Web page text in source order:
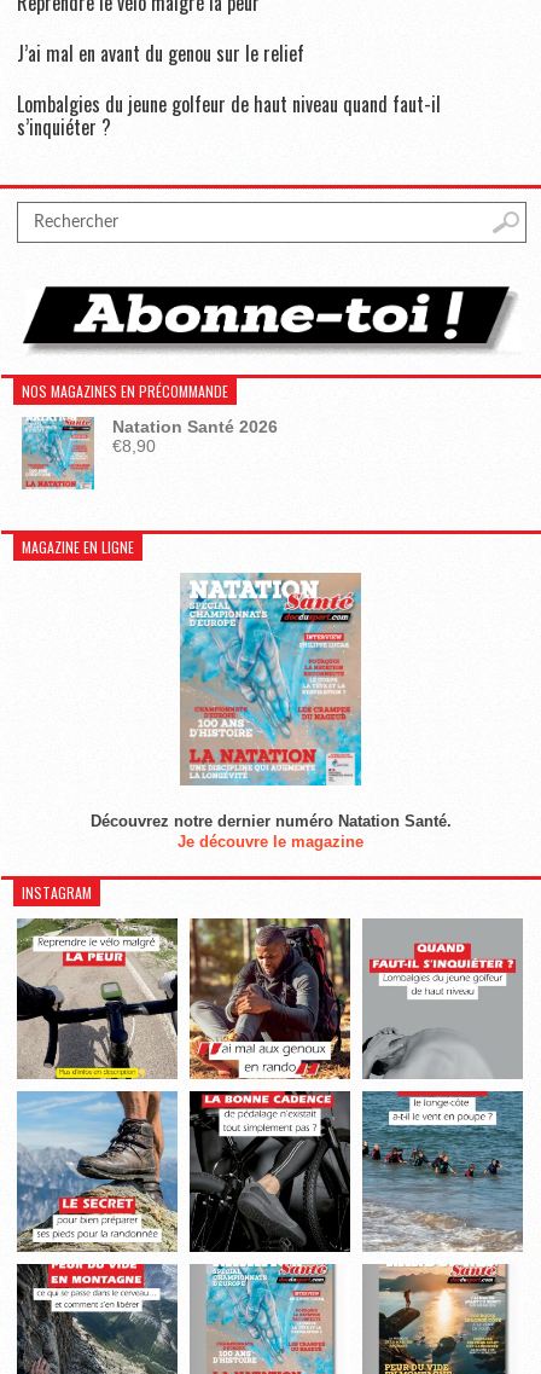
J’ai mal en avant du genou sur le relief
Lombalgies du jeune golfeur de haut niveau quand faut-il
s’inquiéter ?
NOS MAGAZINES EN PRÉCOMMANDE
Natation Santé 2026
€8,90
MAGAZINE EN LIGNE
Découvrez notre dernier numéro Natation Santé.
Je découvre le magazine
INSTAGRAM